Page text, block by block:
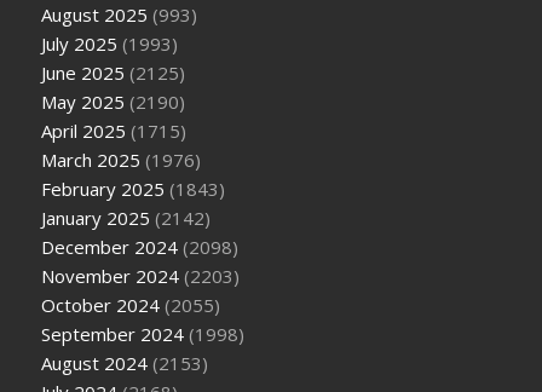
August 2025 (993)
July 2025 (1993)
June 2025 (2125)
May 2025 (2190)
April 2025 (1715)
March 2025 (1976)
February 2025 (1843)
January 2025 (2142)
December 2024 (2098)
November 2024 (2203)
October 2024 (2055)
September 2024 (1998)
August 2024 (2153)